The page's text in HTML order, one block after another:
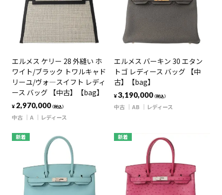
エルメス ケリー 28 外縫い ホ
ワイト/ブラック トワルキャド
リーユ/ヴォ―スイフト レディ
ース バッグ 【中古】【bag】
¥ 2,970,000（税込）
中古 A レディース
エルメス バーキン 30 エタン
トゴ レディース バッグ 【中
古】【bag】
¥3,190,000（税込）
中古 AB レディース
新着 新着